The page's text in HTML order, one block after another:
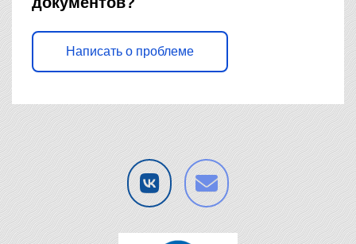
Написать о проблеме